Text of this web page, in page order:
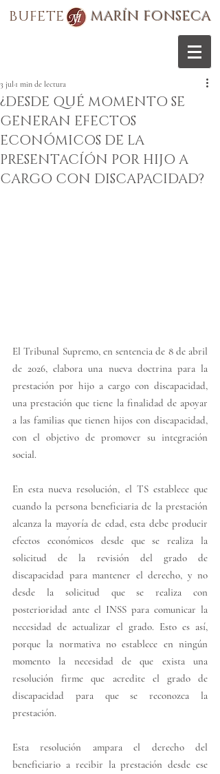
BUFETE MARÍN FONSECA
¿DESDE QUÉ MOMENTO SE
GENERAN EFECTOS
ECONÓMICOS DE LA
PRESENTACÍÓN POR HIJO A
CARGO CON DISCAPACIDAD?
3 jul 1 min de lectura
El Tribunal Supremo, en sentencia de 8 de abril
de 2026, elabora una nueva doctrina para la
prestación por hijo a cargo con discapacidad,
una prestación que tiene la finalidad de apoyar
a las familias que tienen hijos con discapacidad,
con el objetivo de promover su integración
social.
En esta nueva resolución, el TS establece que
cuando la persona beneficiaria de la prestación
alcanza la mayoría de edad, esta debe producir
efectos económicos desde que se realiza la
solicitud de la revisión del grado de
discapacidad para mantener el derecho, y no
desde la solicitud que se realiza con
posterioridad ante el INSS para comunicar la
necesidad de actualizar el grado. Esto es así,
porque la normativa no establece en ningún
momento la necesidad de que exista una
resolución firme que acredite el grado de
discapacidad para que se reconozca la
prestación.
Esta resolución ampara el derecho del
beneficiario a recibir la prestación desde ese